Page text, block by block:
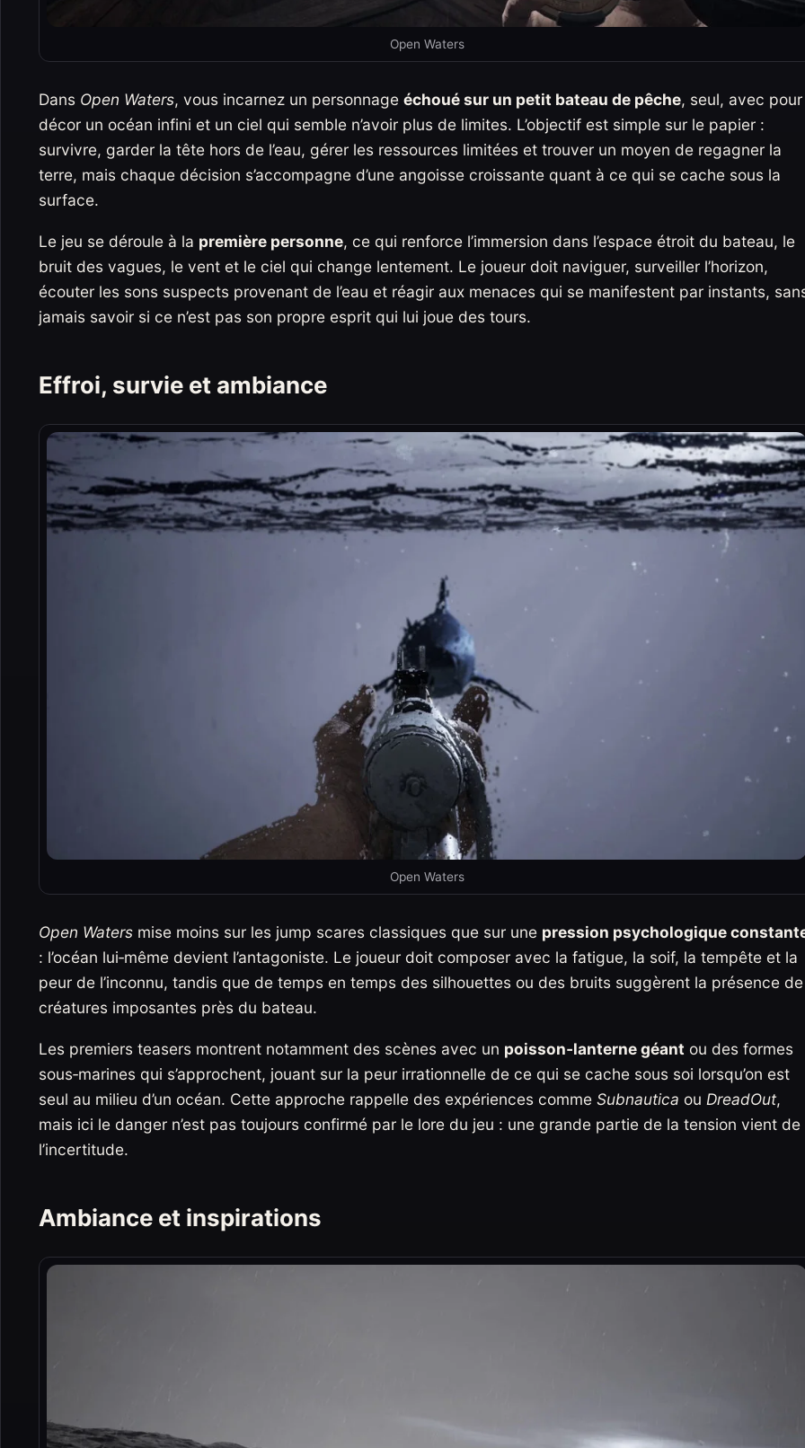
Open Waters
Dans Open Waters, vous incarnez un personnage échoué sur un petit bateau de pêche, seul, avec pour
décor un océan infini et un ciel qui semble n’avoir plus de limites. L’objectif est simple sur le papier :
survivre, garder la tête hors de l’eau, gérer les ressources limitées et trouver un moyen de regagner la
terre, mais chaque décision s’accompagne d’une angoisse croissante quant à ce qui se cache sous la
surface.
Le jeu se déroule à la première personne, ce qui renforce l’immersion dans l’espace étroit du bateau, le
bruit des vagues, le vent et le ciel qui change lentement. Le joueur doit naviguer, surveiller l’horizon,
écouter les sons suspects provenant de l’eau et réagir aux menaces qui se manifestent par instants,
jamais savoir si ce n’est pas son propre esprit qui lui joue des tours.
Effroi, survie et ambiance
Open Waters
Open Waters mise moins sur les jump scares classiques que sur une pression psychologique
: l’océan lui‑même devient l’antagoniste. Le joueur doit composer avec la fatigue, la soif, la tempête et la
peur de l’inconnu, tandis que de temps en temps des silhouettes ou des bruits suggèrent la présence de
créatures imposantes près du bateau.
Les premiers teasers montrent notamment des scènes avec un poisson‑lanterne géant ou des formes
sous‑marines qui s’approchent, jouant sur la peur irrationnelle de ce qui se cache sous soi lorsqu’on est
seul au milieu d’un océan. Cette approche rappelle des expériences comme Subnautica ou DreadOut,
mais ici le danger n’est pas toujours confirmé par le lore du jeu : une grande partie de la tension vient de
l’incertitude.
Ambiance et inspirations